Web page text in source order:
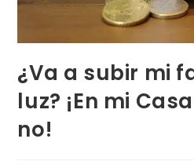
¿Va a subir mi
luz? ¡En mi
no!